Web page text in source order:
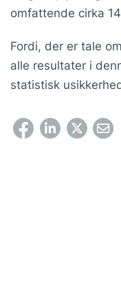
omfattende cirka
Fordi, der er tale
alle resultater i
statistisk